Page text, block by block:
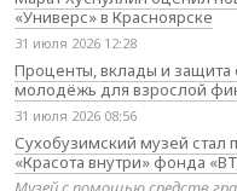
«Универс» в Красноярске
31 июля 2026 12:28
Проценты, вклады и защита
молодёжь для взрослой
31 июля 2026 08:56
Сухобузимский музей стал
«Красота внутри» фонда